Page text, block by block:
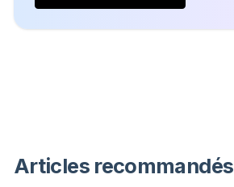
Articles recommandés